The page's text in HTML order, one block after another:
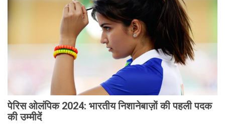
पेरिस ओलंपिक 2024: भारतीय निशानेबाज़ों की पहली पदक
की उम्मीदें